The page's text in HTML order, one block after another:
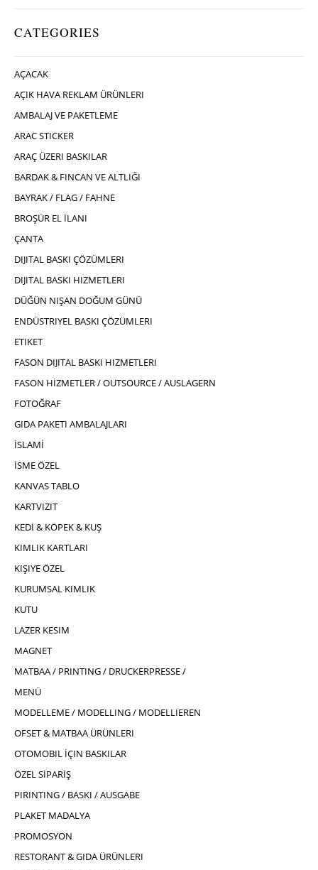
CATEGORIES
AÇACAK
AÇIK HAVA REKLAM ÜRÜNLERI
AMBALAJ VE PAKETLEME
ARAC STICKER
ARAÇ ÜZERI BASKILAR
BARDAK & FINCAN VE ALTLIĞI
BAYRAK / FLAG / FAHNE
BROŞÜR EL İLANI
ÇANTA
DIJITAL BASKI ÇÖZÜMLERI
DIJITAL BASKI HIZMETLERI
DÜĞÜN NIŞAN DOĞUM GÜNÜ
ENDÜSTRIYEL BASKI ÇÖZÜMLERI
ETIKET
FASON DIJITAL BASKI HIZMETLERI
FASON HİZMETLER / OUTSOURCE / AUSLAGERN
FOTOĞRAF
GIDA PAKETI AMBALAJLARI
İSLAMİ
İSME ÖZEL
KANVAS TABLO
KARTVIZIT
KEDİ & KÖPEK & KUŞ
KIMLIK KARTLARI
KIŞIYE ÖZEL
KURUMSAL KIMLIK
KUTU
LAZER KESIM
MAGNET
MATBAA / PRINTING / DRUCKERPRESSE /
MENÜ
MODELLEME / MODELLING / MODELLIEREN
OFSET & MATBAA ÜRÜNLERI
OTOMOBIL İÇIN BASKILAR
ÖZEL SİPARİŞ
PIRINTING / BASKI / AUSGABE
PLAKET MADALYA
PROMOSYON
RESTORANT & GIDA ÜRÜNLERI